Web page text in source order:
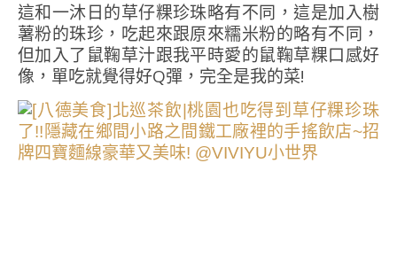
這和一沐日的草仔粿珍珠略有不同，這是加入樹
薯粉的珠珍，吃起來跟原來糯米粉的略有不同，
但加入了鼠鞠草汁跟我平時愛的鼠鞠草粿口感好
像，單吃就覺得好Q彈，完全是我的菜!